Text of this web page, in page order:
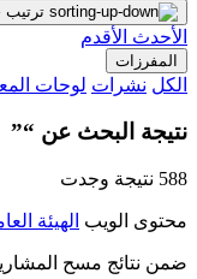
الأحدث الأقدم
المفرزات
الكل نشرات لوحات
نتيجة البحث عن “”
588 نتيجة وجدت
محتوى الويب الهيئة العامة للإحصاء: أكثر من (2 مليار) لتر
ضمن نتائج مسح المشاريع الزراعية المتخصصة 2018م الهيئة العامة للإحصاء: أكثر من (2 مليار) لتر إنتاج